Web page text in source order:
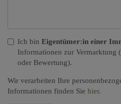
Ich bin Eigentümer:in einer
Informationen zur Vermarktung
oder Bewertung).
Wir verarbeiten Ihre
Informationen finden Sie hier.